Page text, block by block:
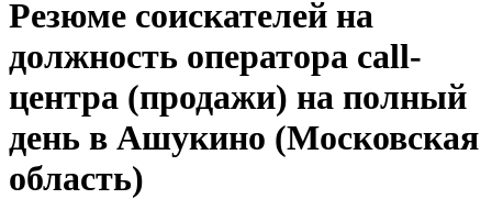
Резюме соискателей на
должность оператора call-
центра (продажи) на полный
день в Ашукино (Московская
область)